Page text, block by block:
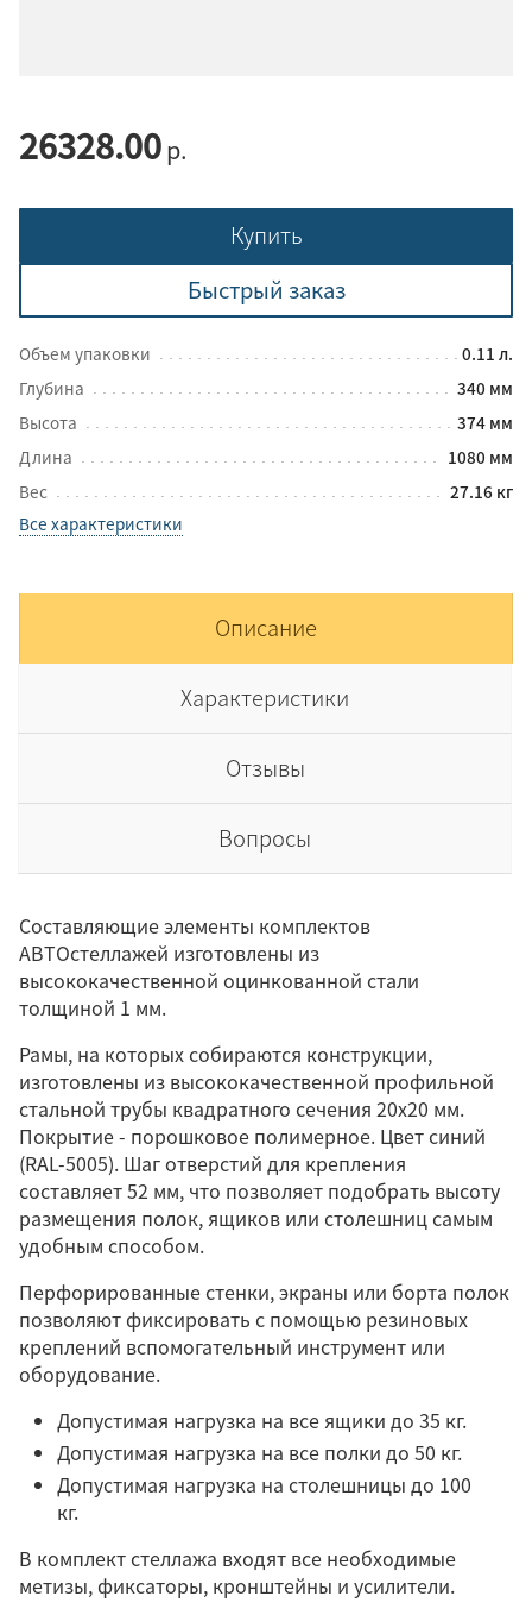
26328.00р.
Купить
Быстрый заказ
Объем упаковки
0.11 л.
Глубина
340 мм
Высота
374 мм
Длина
1080 мм
Вес
27.16 кг
Все характеристики
Описание
Характеристики
Отзывы
Вопросы
Составляющие элементы комплектов
АВТОстеллажей изготовлены из
высококачественной оцинкованной стали
толщиной 1 мм.
Рамы, на которых собираются конструкции,
изготовлены из высококачественной профильной
стальной трубы квадратного сечения 20х20 мм.
Покрытие - порошковое полимерное. Цвет синий
(RAL-5005). Шаг отверстий для крепления
составляет 52 мм, что позволяет подобрать высоту
размещения полок, ящиков или столешниц самым
удобным способом.
Перфорированные стенки, экраны или борта полок
позволяют фиксировать с помощью резиновых
креплений вспомогательный инструмент или
оборудование.
Допустимая нагрузка на все ящики до 35 кг.
Допустимая нагрузка на все полки до 50 кг.
Допустимая нагрузка на столешницы до 100
кг.
В комплект стеллажа входят все необходимые
метизы, фиксаторы, кронштейны и усилители.